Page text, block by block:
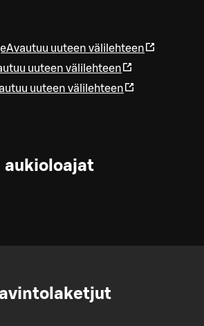
Avautuu uuteen välilehteen
uuteen välilehteen
uuteen välilehteen
aukioloajat